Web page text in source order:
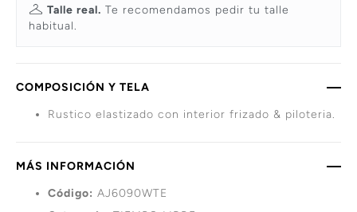
Talle real. Te recomendamos pedir tu talle
habitual.
COMPOSICIÓN Y TELA
Rustico elastizado con interior frizado & piloteria.
MÁS INFORMACIÓN
Código: AJ6090WTE